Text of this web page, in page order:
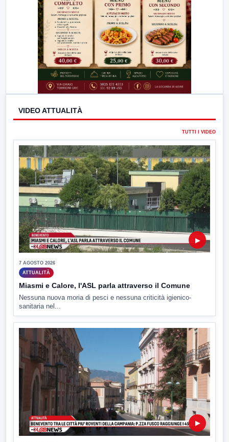
VIDEO ATTUALITÀ
TUTTI I VIDEO
▶
7 AGOSTO 2026
ATTUALITÀ
Miasmi e Calore, l'ASL parla attraverso il Comune
Nessuna nuova moria di pesci e nessuna criticità igienico-
sanitaria nel...
▶